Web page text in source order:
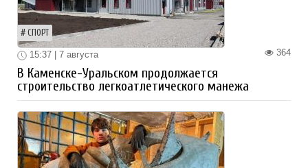
СПОРТ
364
15:37 | 7 августа
В Каменске-Уральском продолжается
строительство легкоатлетического манежа